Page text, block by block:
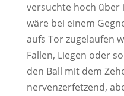
versuchte hoch über
wäre bei einem
aufs Tor zugelaufen
Fallen, Liegen oder
den Ball mit dem
nervenzerfetzend,